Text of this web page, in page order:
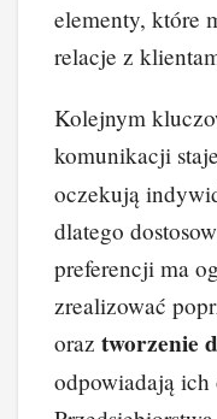
elementy, które
relacje z
Kolejnym
komunikacji
oczekują
dlatego
preferencji ma
zrealizować
oraz tworzenie
odpowiadają